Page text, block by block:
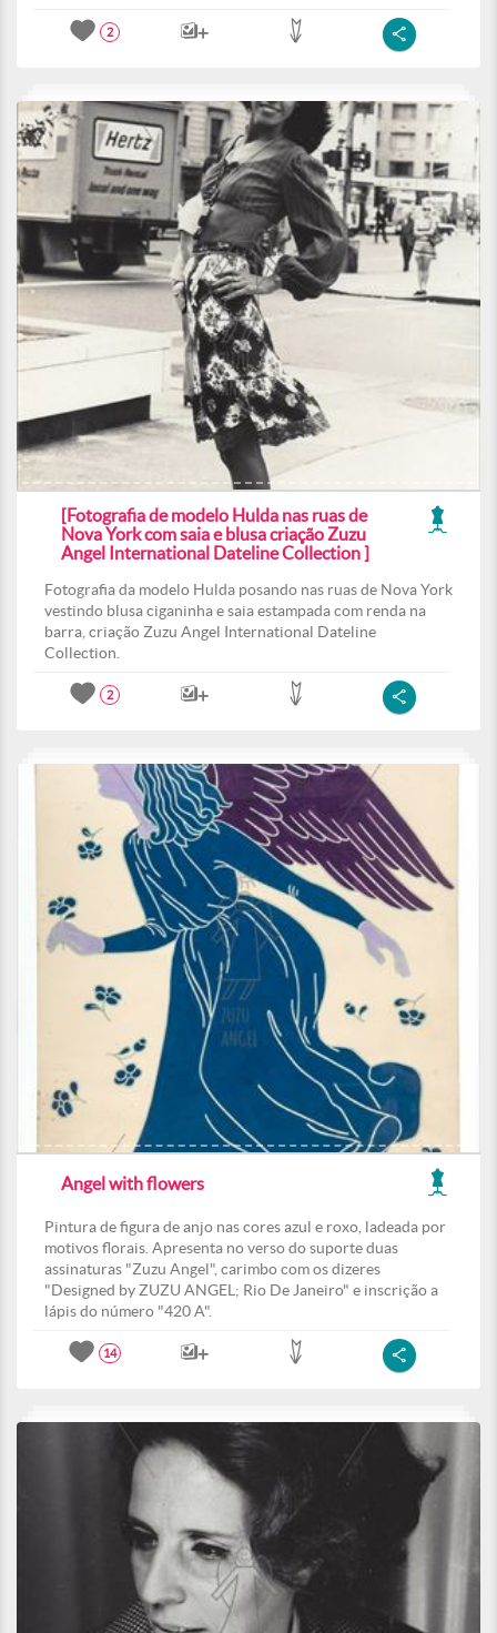
2
[Fotografia de modelo Hulda nas ruas de
Nova York com saia e blusa criação Zuzu
Angel International Dateline Collection ]
Fotografia da modelo Hulda posando nas ruas de Nova York
vestindo blusa ciganinha e saia estampada com renda na
barra, criação Zuzu Angel International Dateline
Collection.
2
Angel with flowers
Pintura de figura de anjo nas cores azul e roxo, ladeada por
motivos florais. Apresenta no verso do suporte duas
assinaturas "Zuzu Angel", carimbo com os dizeres
"Designed by ZUZU ANGEL; Rio De Janeiro" e inscrição a
lápis do número "420 A".
14